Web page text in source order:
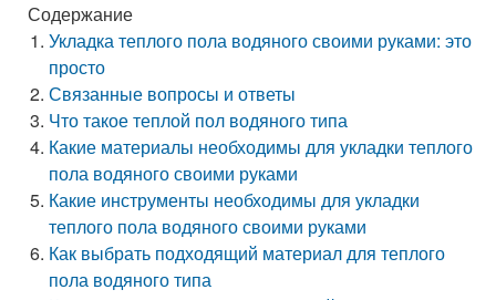
Содержание
Укладка теплого пола водяного своими руками: это
просто
Связанные вопросы и ответы
Что такое теплой пол водяного типа
Какие материалы необходимы для укладки теплого
пола водяного своими руками
Какие инструменты необходимы для укладки
теплого пола водяного своими руками
Как выбрать подходящий материал для теплого
пола водяного типа